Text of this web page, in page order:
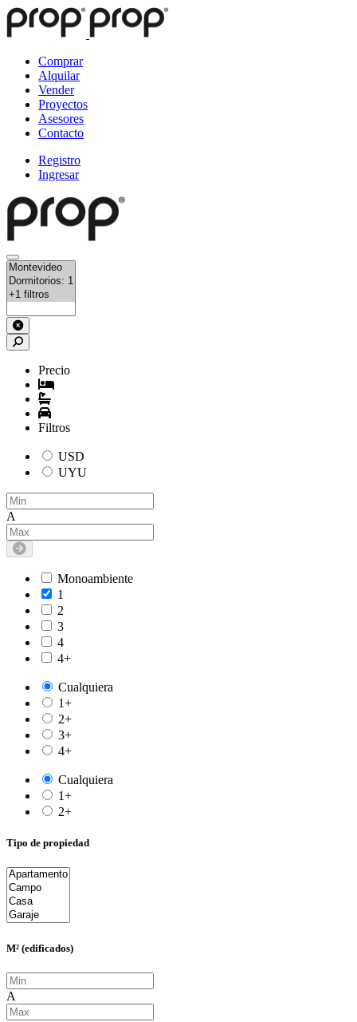
Comprar
Alquilar
Vender
Proyectos
Asesores
Contacto
Registro
Ingresar
Precio
Filtros
USD
UYU
A
Monoambiente
1
2
3
4
4+
Cualquiera
1+
2+
3+
4+
Cualquiera
1+
2+
Tipo de propiedad
M² (edificados)
A